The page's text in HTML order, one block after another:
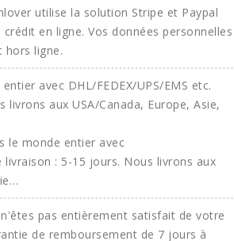
utilise la solution Stripe et Paypal
en ligne. Vos données personnelles
hors ligne.
le monde entier avec
livraison : 5-15 jours. Nous livrons aux